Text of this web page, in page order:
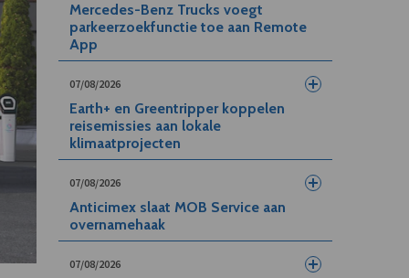
Mercedes-Benz Trucks voegt
parkeerzoekfunctie toe aan Remote
App
07/08/2026
Earth+ en Greentripper koppelen
reisemissies aan lokale
klimaatprojecten
07/08/2026
Anticimex slaat MOB Service aan
overnamehaak
07/08/2026